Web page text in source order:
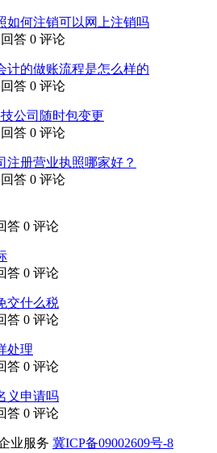
如何注销可以网上注销吗
答 0 评论
计的做账流程是怎么样的
答 0 评论
公司随时包变更
答 0 评论
注册营业执照哪家好？
答 0 评论
答 0 评论
答 0 评论
交什么税
答 0 评论
处理
答 0 评论
义申请吗
答 0 评论
业服务 冀ICP备09002609号-8